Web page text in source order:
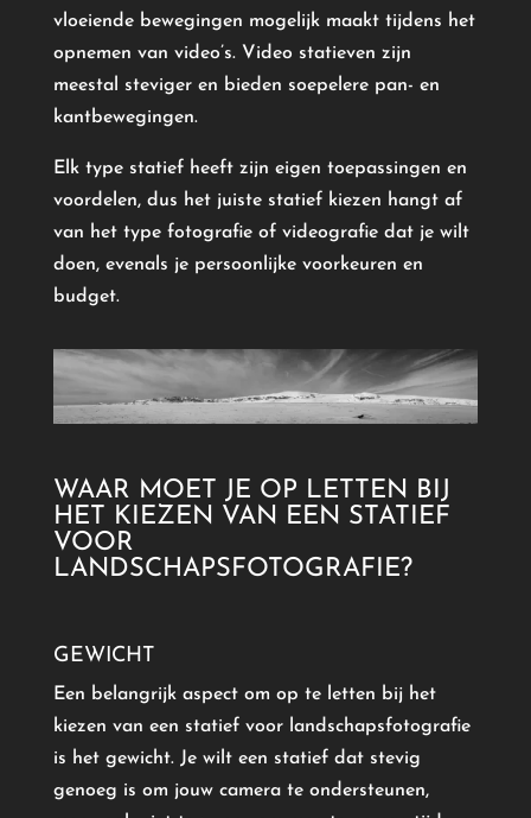
vloeiende bewegingen mogelijk maakt tijdens het
opnemen van video’s. Video statieven zijn
meestal steviger en bieden soepelere pan- en
kantbewegingen.
Elk type statief heeft zijn eigen toepassingen en
voordelen, dus het juiste statief kiezen hangt af
van het type fotografie of videografie dat je wilt
doen, evenals je persoonlijke voorkeuren en
budget.
WAAR MOET JE OP LETTEN BIJ
HET KIEZEN VAN EEN STATIEF
VOOR
LANDSCHAPSFOTOGRAFIE?
GEWICHT
Een belangrijk aspect om op te letten bij het
kiezen van een statief voor landschapsfotografie
is het gewicht. Je wilt een statief dat stevig
genoeg is om jouw camera te ondersteunen,